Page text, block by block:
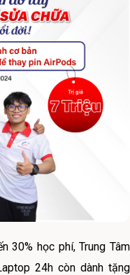
30% học phí, Trung Tâm
24h còn dành tặng